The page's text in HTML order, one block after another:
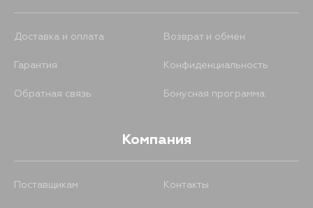
Доставка и оплата Возврат и обмен
Гарантия Конфиденциальность
Обратная связь Бонусная программа
Компания
Поставщикам Контакты